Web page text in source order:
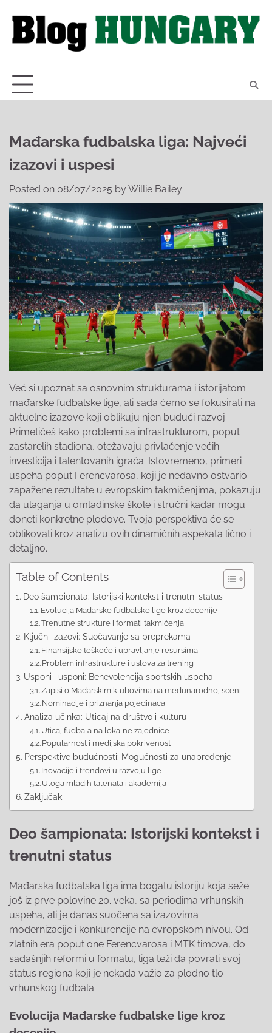
content
Mađarska fudbalska liga: Najveći
izazovi i uspesi
Posted on 08/07/2025 byWillie Bailey
Već si upoznat sa osnovnim strukturama i istorijatom
mađarske fudbalske lige, ali sada ćemo se fokusirati na
aktuelne izazove koji oblikuju njen budući razvoj.
Primetićeš kako problemi sa infrastrukturom, poput
zastarelih stadiona, otežavaju privlačenje većih
investicija i talentovanih igrača. Istovremeno, primeri
uspeha poput Ferencvarosa, koji je nedavno ostvario
zapažene rezultate u evropskim takmičenjima, pokazuju
da ulaganja u omladinske škole i stručni kadar mogu
doneti konkretne plodove. Tvoja perspektiva će se
oblikovati kroz analizu ovih dinamičnih aspekata lično i
detaljno.
Table of Contents
Deo šampionata: Istorijski kontekst i trenutni status
Evolucija Mađarske fudbalske lige kroz decenije
Trenutne strukture i formati takmičenja
Ključni izazovi: Suočavanje sa preprekama
Finansijske teškoće i upravljanje resursima
Problem infrastrukture i uslova za trening
Usponi i usponi: Benevolencija sportskih uspeha
Zapisi o Mađarskim klubovima na međunarodnoj sceni
Nominacije i priznanja pojedinaca
Analiza učinka: Uticaj na društvo i kulturu
Uticaj fudbala na lokalne zajednice
Popularnost i medijska pokrivenost
Perspektive budućnosti: Mogućnosti za unapređenje
Inovacije i trendovi u razvoju lige
Uloga mladih talenata i akademija
Zaključak
Deo šampionata: Istorijski kontekst i
trenutni status
Mađarska fudbalska liga ima bogatu istoriju koja seže
još iz prve polovine 20. veka, sa periodima vrhunskih
uspeha, ali je danas suočena sa izazovima
modernizacije i konkurencije na evropskom nivou. Od
zlatnih era poput one Ferencvarosa i MTK timova, do
sadašnjih reformi u formatu, liga teži da povrati svoj
status regiona koji je nekada važio za plodno tlo
vrhunskog fudbala.
Evolucija Mađarske fudbalske lige kroz